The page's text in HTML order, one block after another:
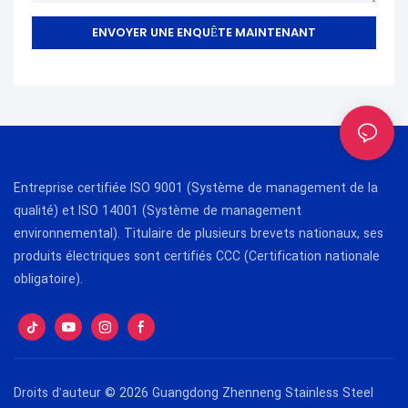
ENVOYER UNE ENQUÊTE MAINTENANT
bouillons.
technologique dans sa
conception. Elle peut
durables pour une utilisation à
long terme.
exceptionnelle de ce produit.
Entreprise certifiée ISO 9001 (Système de management de la
qualité) et ISO 14001 (Système de management
environnemental). Titulaire de plusieurs brevets nationaux, ses
produits électriques sont certifiés CCC (Certification nationale
obligatoire).
Droits d'auteur © 2026 Guangdong Zhenneng Stainless Steel